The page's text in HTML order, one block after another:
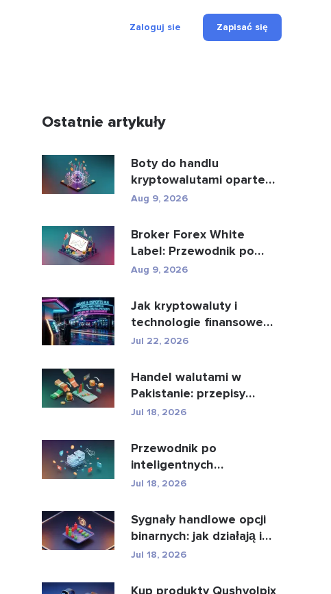
Zaloguj sie Zapisać się
Ostatnie artykuły
Boty do handlu
kryptowalutami oparte
na sztucznej inteligencji:
Aug 9, 2026
Broker Forex White
Label: Przewodnik po
kosztach, konfiguracji i u...
Aug 9, 2026
Jak kryptowaluty i
technologie finansowe
zmieniają oblicze płatn...
Jul 22, 2026
Handel walutami w
Pakistanie: przepisy
prawne, brokerzy,
Jul 18, 2026
Przewodnik po
inteligentnych
kontraktach i usługach
Jul 18, 2026
Sygnały handlowe opcji
binarnych: jak działają i
jakie niosą z...
Jul 18, 2026
Kup produkty Qushvolpix